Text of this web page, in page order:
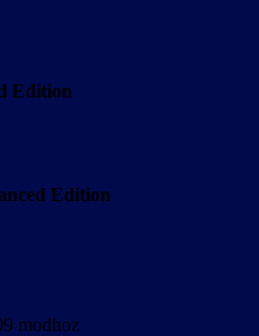
Edition
Edition
modhoz